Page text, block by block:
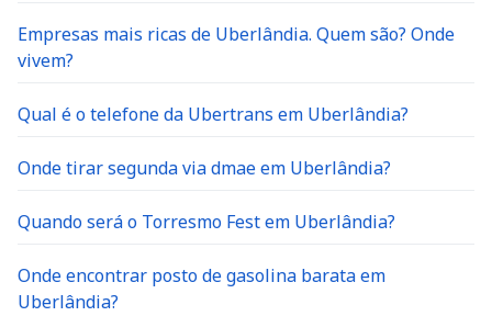
Empresas mais ricas de Uberlândia. Quem são? Onde
vivem?
Qual é o telefone da Ubertrans em Uberlândia?
Onde tirar segunda via dmae em Uberlândia?
Quando será o Torresmo Fest em Uberlândia?
Onde encontrar posto de gasolina barata em
Uberlândia?